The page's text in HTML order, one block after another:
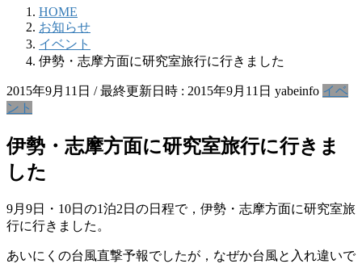
HOME
お知らせ
イベント
伊勢・志摩方面に研究室旅行に行きました
2015年9月11日 / 最終更新日時 : 2015年9月11日 yabeinfo イベ
ント
伊勢・志摩方面に研究室旅行に行きま
した
9月9日・10日の1泊2日の日程で，伊勢・志摩方面に研究室旅
行に行きました。
あいにくの台風直撃予報でしたが，なぜか台風と入れ違いで